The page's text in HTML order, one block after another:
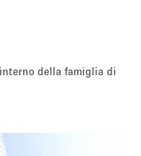
artistico
della famiglia di